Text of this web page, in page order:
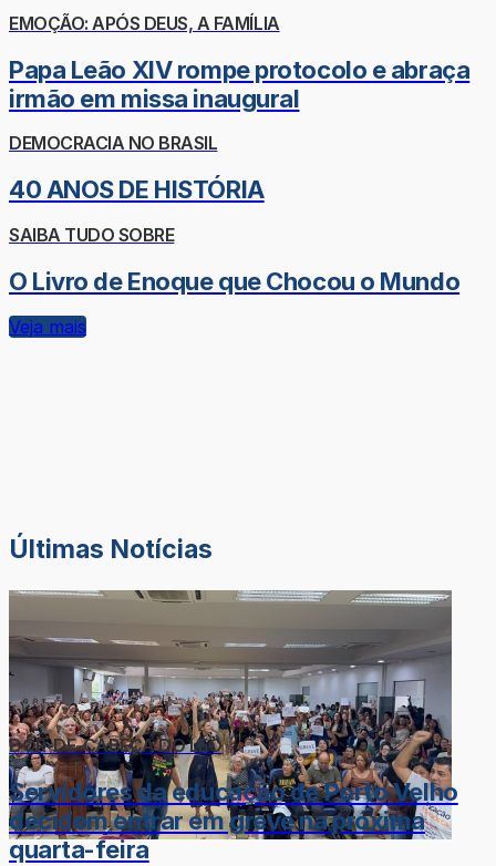
EMOÇÃO: APÓS DEUS, A FAMÍLIA
Papa Leão XIV rompe protocolo e abraça
irmão em missa inaugural
DEMOCRACIA NO BRASIL
40 ANOS DE HISTÓRIA
SAIBA TUDO SOBRE
O Livro de Enoque que Chocou o Mundo
Veja mais
Últimas Notícias
DOR-DE-CABEÇA DO LÉO
Servidores da educação de Porto Velho
decidem entrar em greve na próxima
quarta-feira